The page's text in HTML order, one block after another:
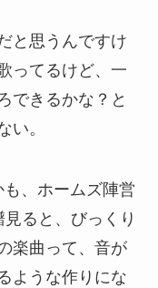
と思うんですけ
ってるけど、一
できるかな？と
い。
、ホームズ陣営
ると、びっくり
楽曲って、音が
ような作りにな